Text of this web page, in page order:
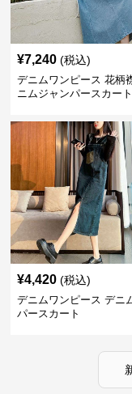
¥7,240 (税込)
デニムワンピース 花柄
ニムジャンパースカート
¥4,420 (税込)
デニムワンピース デニ
パースカート